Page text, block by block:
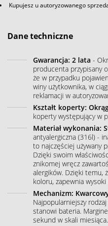
Kupujesz u autoryzowanego
Dane techniczne
Gwarancja: 2 lata -
producenta przypisany
że w przypadku
winy użytkownika, w
reklamacji w
Kształt koperty:
koperty występujący w
Materiał wykonania:
antyalergiczna (316l) -
to najczęściej używany
Dzięki swoim
znikomej wręcz
alergików. Dzięki temu,
koloru, zapewnia
Mechanizm:
Najpopularniejszy
stanowi bateria.
sekund w skali miesiąca.